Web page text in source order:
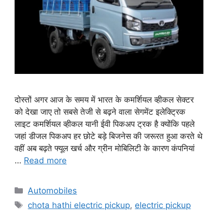
दोस्तों अगर आज के समय में भारत के कमर्शियल व्हीकल सेक्टर
को देखा जाए तो सबसे तेजी से बढ़ने वाला सेगमेंट इलेक्ट्रिक
लाइट कमर्शियल व्हीकल यानी ईवी पिकअप ट्रक है क्योंकि पहले
जहां डीजल पिकअप हर छोटे बड़े बिजनेस की जरूरत हुआ करते थे
वहीं अब बढ़ते फ्यूल खर्च और ग्रीन मोबिलिटी के कारण कंपनियां
… Read more
Categories
Automobiles
Tags
chota hathi electric pickup, electric pickup